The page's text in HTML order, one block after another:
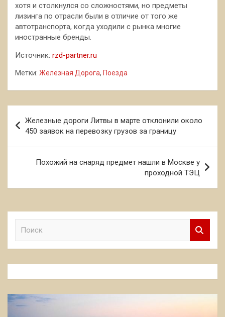
хотя и столкнулся со сложностями, но предметы
лизинга по отрасли были в отличие от того же
автотранспорта, когда уходили с рынка многие
иностранные бренды.
Источник: rzd-partner.ru
Метки: Железная Дорога, Поезда
по
записям
Железные дороги Литвы в марте отклонили около
450 заявок на перевозку грузов за границу
Похожий на снаряд предмет нашли в Москве у
проходной ТЭЦ
к